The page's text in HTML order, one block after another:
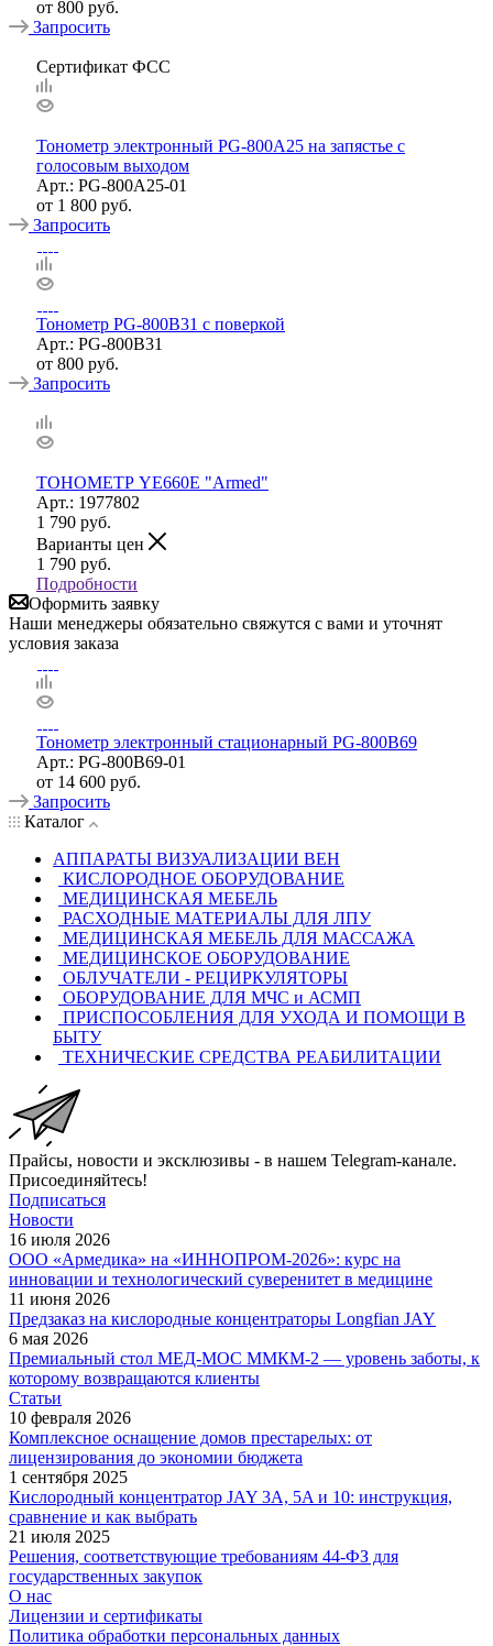
от 800 руб.
Запросить
Сертификат ФСС
Тонометр электронный PG-800А25 на запястье с
голосовым выходом
Арт.: PG-800A25-01
от 1 800 руб.
Запросить
Тонометр PG-800B31 с поверкой
Арт.: PG-800B31
от 800 руб.
Запросить
ТОНОМЕТР YE660E "Armed"
Арт.: 1977802
1 790 руб.
Варианты цен
1 790 руб.
Подробности
Оформить заявку
Наши менеджеры обязательно свяжутся с вами и уточнят
условия заказа
Тонометр электронный стационарный PG-800B69
Арт.: PG-800B69-01
от 14 600 руб.
Запросить
Каталог
АППАРАТЫ ВИЗУАЛИЗАЦИИ ВЕН
КИСЛОРОДНОЕ ОБОРУДОВАНИЕ
МЕДИЦИНСКАЯ МЕБЕЛЬ
РАСХОДНЫЕ МАТЕРИАЛЫ ДЛЯ ЛПУ
МЕДИЦИНСКАЯ МЕБЕЛЬ ДЛЯ МАССАЖА
МЕДИЦИНСКОЕ ОБОРУДОВАНИЕ
ОБЛУЧАТЕЛИ - РЕЦИРКУЛЯТОРЫ
ОБОРУДОВАНИЕ ДЛЯ МЧС и АСМП
ПРИСПОСОБЛЕНИЯ ДЛЯ УХОДА И ПОМОЩИ В
БЫТУ
ТЕХНИЧЕСКИЕ СРЕДСТВА РЕАБИЛИТАЦИИ
Прайсы, новости и эксклюзивы - в нашем Telegram-канале.
Присоединяйтесь!
Подписаться
Новости
16 июля 2026
ООО «Армедика» на «ИННОПРОМ-2026»: курс на
инновации и технологический суверенитет в медицине
11 июня 2026
Предзаказ на кислородные концентраторы Longfian JAY
6 мая 2026
Премиальный стол МЕД-МОС ММКМ-2 — уровень заботы, к
которому возвращаются клиенты
Статьи
10 февраля 2026
Комплексное оснащение домов престарелых: от
лицензирования до экономии бюджета
1 сентября 2025
Кислородный концентратор JAY 3A, 5A и 10: инструкция,
сравнение и как выбрать
21 июля 2025
Решения, соответствующие требованиям 44-ФЗ для
государственных закупок
О нас
Лицензии и сертификаты
Политика обработки персональных данных